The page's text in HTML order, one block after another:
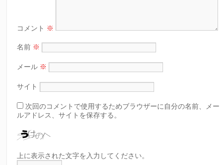
コメント ※
名前 ※
メール ※
サイト
次回のコメントで使用するためブラウザーに自分の名前、メー
ルアドレス、サイトを保存する。
上に表示された文字を入力してください。